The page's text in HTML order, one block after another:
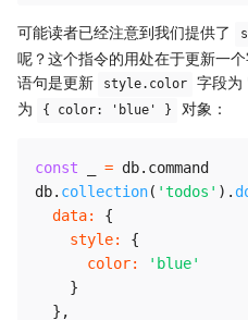
可能读者已经注意到我们提供了
呢？这个指令的用处在于更新一
语句是更新
style.color 字段为
为
{ color: 'blue' } 对象：
const = db. command
db. collection( 'todos' ) .
data:
{
style:
{
color:
'blue'
}
} ,